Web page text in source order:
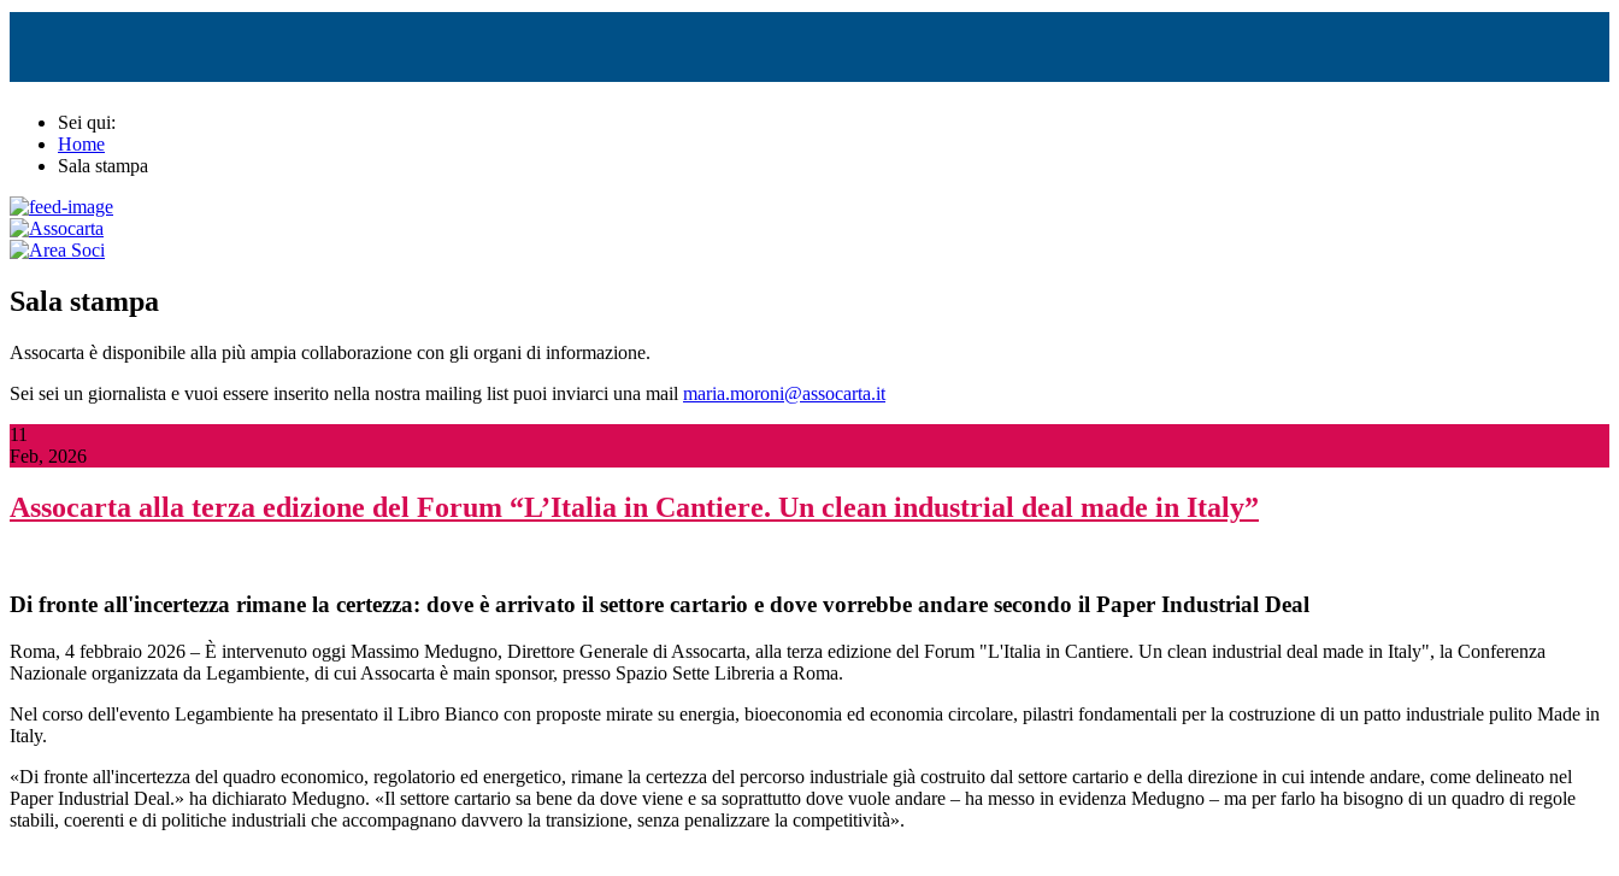
Sei qui:
Home
Sala stampa
Sala stampa
Assocarta è disponibile alla più ampia collaborazione con gli organi di informazione.
Sei sei un giornalista e vuoi essere inserito nella nostra mailing list puoi inviarci una mail maria.moroni@assocarta.it
11
Feb, 2026
Assocarta alla terza edizione del Forum “L’Italia in Cantiere. Un clean industrial deal made in Italy”
Di fronte all'incertezza rimane la certezza: dove è arrivato il settore cartario e dove vorrebbe andare secondo il Paper Industrial Deal
Roma, 4 febbraio 2026 – È intervenuto oggi Massimo Medugno, Direttore Generale di Assocarta, alla terza edizione del Forum "L'Italia in Cantiere. Un clean industrial deal made in Italy", la Conferenza
Nazionale organizzata da Legambiente, di cui Assocarta è main sponsor, presso Spazio Sette Libreria a Roma.
Nel corso dell'evento Legambiente ha presentato il Libro Bianco con proposte mirate su energia, bioeconomia ed economia circolare, pilastri fondamentali per la costruzione di un patto industriale pulito Made in
Italy.
«Di fronte all'incertezza del quadro economico, regolatorio ed energetico, rimane la certezza del percorso industriale già costruito dal settore cartario e della direzione in cui intende andare, come delineato nel
Paper Industrial Deal.» ha dichiarato Medugno. «Il settore cartario sa bene da dove viene e sa soprattutto dove vuole andare – ha messo in evidenza Medugno – ma per farlo ha bisogno di un quadro di regole
stabili, coerenti e di politiche industriali che accompagnano davvero la transizione, senza penalizzare la competitività».